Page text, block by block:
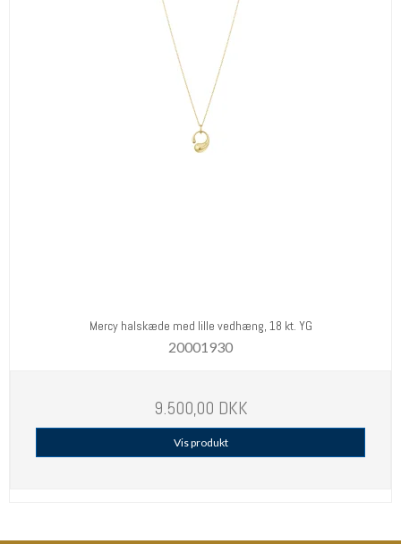
Mercy halskæde med lille vedhæng, 18 kt. YG
20001930
9.500,00 DKK
Vis produkt